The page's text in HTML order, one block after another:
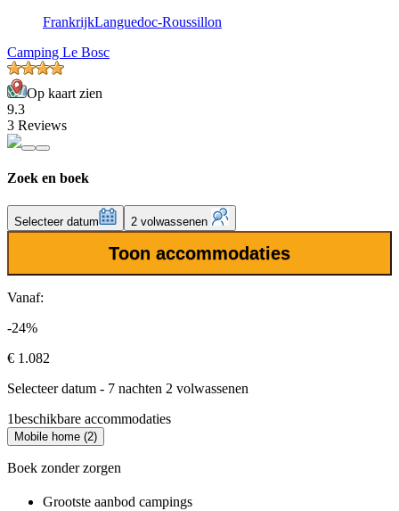
FrankrijkLanguedoc-Roussillon
Camping Le Bosc
Op kaart zien
9.3
3 Reviews
Zoek en boek
Selecteer datum 2 volwassenen
Toon accommodaties
Vanaf:
-24%
€ 1.082
Selecteer datum - 7 nachten 2 volwassenen
1beschikbare accommodaties
Mobile home (2)
Boek zonder zorgen
Grootste aanbod campings